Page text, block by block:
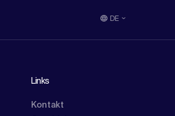
DE
Links
Kontakt